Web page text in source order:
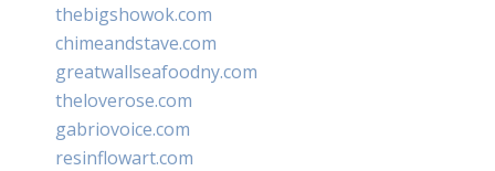
thebigshowok.com
chimeandstave.com
greatwallseafoodny.com
theloverose.com
gabriovoice.com
resinflowart.com